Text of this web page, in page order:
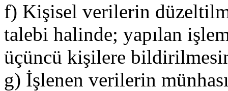
f) Kişisel verilerin
talebi halinde; yapılan
üçüncü kişilere
g) İşlenen verilerin